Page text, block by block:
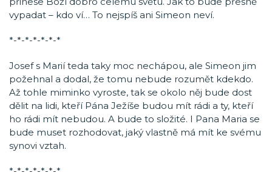
vypadat – kdo ví… To nejspíš ani Simeon neví.
*-*-*-*-*-*-*
Josef s Marií teda taky moc nechápou, ale Simeon jim
požehnal a dodal, že tomu nebude rozumět kdekdo.
Až tohle miminko vyroste, tak se okolo něj bude dost
dělit na lidi, kteří Pána Ježíše budou mít rádi a ty, kteří
ho rádi mít nebudou. A bude to složité. I Pana Maria se
bude muset rozhodovat, jaký vlastně má mít ke svému
synovi vztah.
*-*-*-*-*-*-*